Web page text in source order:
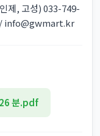
제, 고성) 033-749-
/ info@gwmart.kr
분.pdf